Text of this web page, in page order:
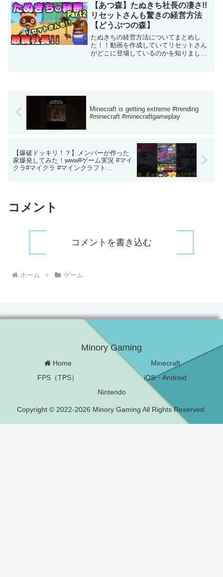
【あつ森】たぬきち社長の凄さ!!
リセットさんも驚きの経営方法
【どうぶつの森】
たぬきちの経営方法についてまとめし
た！！動画を作成していてリセットさん
がどこに登場しているのかを知りました
Minecraft is getting extreme #trending
#minecraft #minecraftgameplay
【爆破ドッキリ！？】メンバーが作った
家爆発してみた！www#ゲーム実況 #マイ
クラ#マイクラ #マインクラフト
コメント
コメントを書き込む
ホーム ゲーム
Minory Gaming
Home
Minecraft
FPS（TPS）
iOS・Android
Nintendo
Copyright © 2022-2026 Minory Gaming All Rights Reserved.